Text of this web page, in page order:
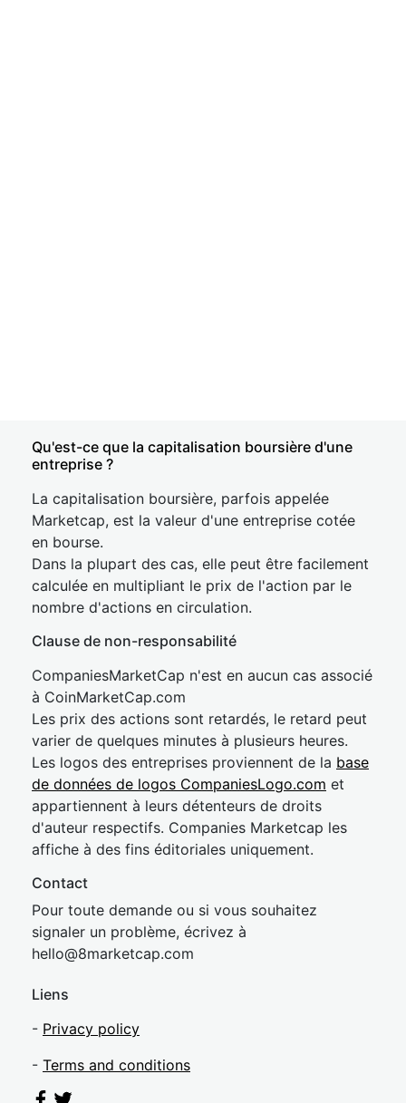
Qu'est-ce que la capitalisation boursière d'une
entreprise ?
La capitalisation boursière, parfois appelée
Marketcap, est la valeur d'une entreprise cotée
en bourse.
Dans la plupart des cas, elle peut être facilement
calculée en multipliant le prix de l'action par le
nombre d'actions en circulation.
Clause de non-responsabilité
CompaniesMarketCap n'est en aucun cas associé
à CoinMarketCap.com
Les prix des actions sont retardés, le retard peut
varier de quelques minutes à plusieurs heures.
Les logos des entreprises proviennent de la base
de données de logos CompaniesLogo.com et
appartiennent à leurs détenteurs de droits
d'auteur respectifs. Companies Marketcap les
affiche à des fins éditoriales uniquement.
Contact
Pour toute demande ou si vous souhaitez
signaler un problème, écrivez à
hello@8marketcap.com
Liens
- Privacy policy
- Terms and conditions